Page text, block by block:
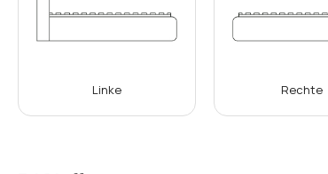
Linke Rechte